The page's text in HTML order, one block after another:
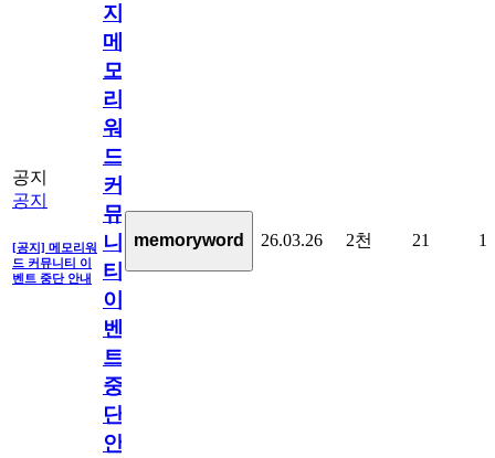
공지
공지
[공지] 메모리워
드 커뮤니티 이
벤트 중단 안내
지]
메
모
리
워
드
커
뮤
니
티
이
벤
트
중
단
안
memoryword 26.03.26 2천 21 1